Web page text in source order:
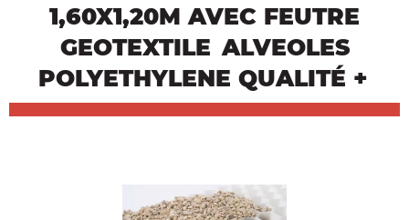
1,60X1,20M AVEC FEUTRE
GEOTEXTILE ALVEOLES
POLYETHYLENE QUALITÉ +